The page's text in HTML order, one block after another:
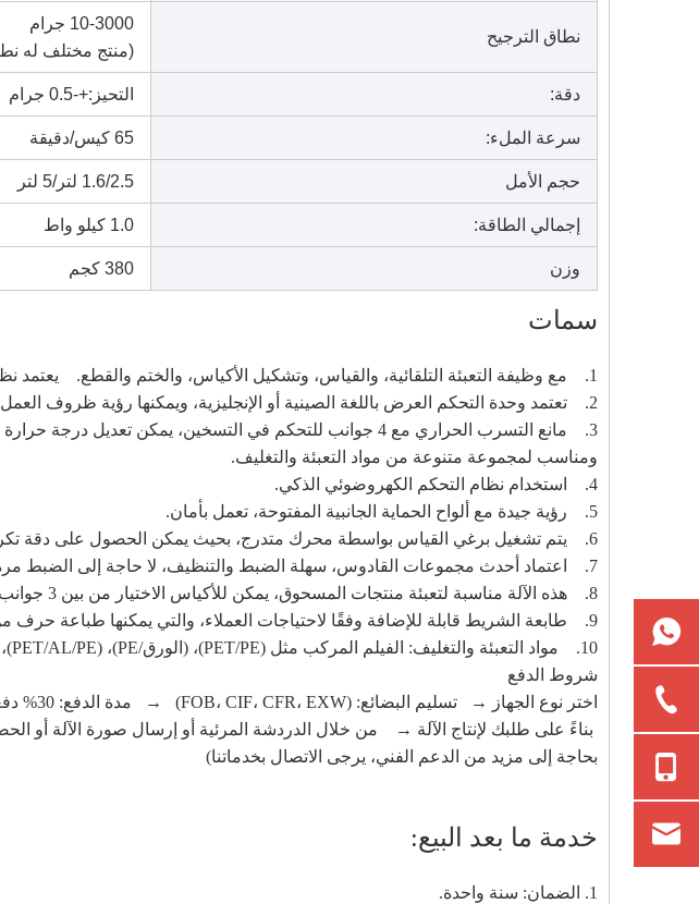
نطاق الترجيح
10-3000 جرام
(منتج مختلف له
دقة: التحيز:+-0.5 جرام
سرعة الملء: 65 كيس/دقيقة
حجم الأمل 1.6/2.5 لتر/5 لتر
إجمالي الطاقة: 1.0 كيلو واط
وزن 380 كجم
سمات
1. مع وظيفة التعبئة التلقائية، والقياس، وتشكيل الأكياس، والختم والقطع. يعتمد نظام صنع الأكياس محرك متدرج بدقة عالية (الخطأ أقل من 1 مم).
2. تعتمد وحدة التحكم العرض باللغة الصينية أو الإنجليزية، ويمكنها رؤية ظروف العمل مباشرة.
3. مانع التسرب الحراري مع 4 جوانب للتحكم في التسخين،
ومناسب لمجموعة متنوعة من مواد التعبئة والتغليف.
4. استخدام نظام التحكم الكهروضوئي الذكي.
5. رؤية جيدة مع ألواح الحماية الجانبية المفتوحة، تعمل بأمان.
6. يتم تشغيل برغي القياس بواسطة محرك متدرج، بحيث يمكن الحصول على دقة تكرار أعلى.
7. اعتماد أحدث مجموعات القادوس، سهلة الضبط والتنظيف، لا حاجة إلى الضبط مرة أخرى بعد التنظيف، لذلك يمكن تحسين كفاءة العمل
8. هذه الآلة مناسبة لتعبئة منتجات المسحوق، يمكن للأكياس الاختيار من بين 3 جوانب أو 4 جوانب أو الجانب الخلفي وفقًا لاحتياجات العملاء.
9. طابعة الشريط قابلة للإضافة وفقًا لاحتياجات العملاء، والتي يمكنها طباعة حرف من سطر إلى ثلاثة أسطر وتاريخ الإنتاج ورقم الدفعة.
10. مواد التعبئة والتغليف: الفيلم المركب مثل (PET/PE)، (الورق/PE)، (PET/AL/PE)، (OPP/PE)، إلخ.
شروط الدفع
بحاجة إلى مزيد من الدعم الفني، يرجى الاتصال بخدماتنا)
خدمة ما بعد البيع:
1. الضمان: سنة واحدة.